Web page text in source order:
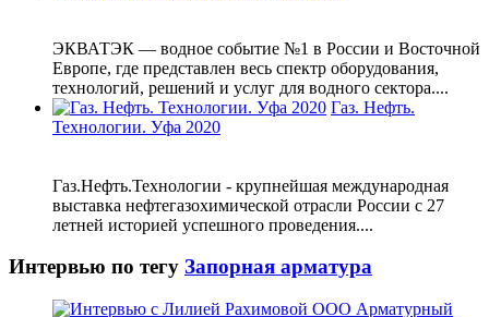
ЭКВАТЭК — водное событие №1 в России и Восточной
Европе, где представлен весь спектр оборудования,
технологий, решений и услуг для водного сектора....
Газ. Нефть.
Технологии. Уфа 2020
Газ.Нефть.Технологии - крупнейшая международная
выставка нефтегазохимической отрасли России с 27
летней историей успешного проведения....
Интервью по тегу Запорная арматура